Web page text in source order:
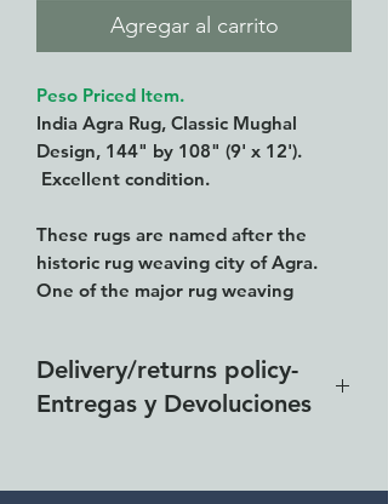
Agregar al carrito
Peso Priced Item.
India Agra Rug, Classic Mughal
Design, 144" by 108" (9' x 12').
Excellent condition.
These rugs are named after the
historic rug weaving city of Agra.
One of the major rug weaving
Woven in India in a classic Mughal
design.
Delivery/returns policy-
Entregas y Devoluciones
Chapala area for purchases of